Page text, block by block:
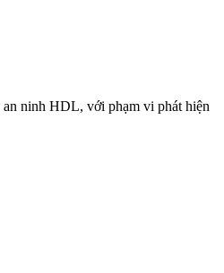
ninh HDL, với phạm vi phát hiện